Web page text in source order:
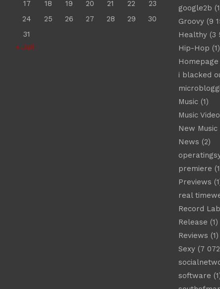
17
18 19 20 21 22
23
24
25 26 27 28 29
30
31
« Juil
google2b
Groovy(9
Healthy(3
Hip-Hop (1)
Homepage
i blacked
Music(1)
Music
New Music
News (2)
premiere
Previews
real
Record
Release (1)
Reviews (1)
Sexy(7
software